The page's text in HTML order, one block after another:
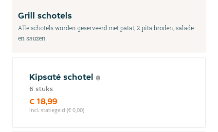
Grill schotels
Alle schotels worden geserveerd met patat, 2 pita broden, salade
en sauzen
Kipsaté schotel
6 stuks
€ 18,99
incl. statiegeld (€ 0,00)